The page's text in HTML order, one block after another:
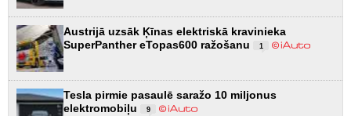
Austrijā uzsāk Ķīnas elektriskā kravinieka
SuperPanther eTopas600 ražošanu
1
Tesla pirmie pasaulē saražo 10 miljonus
elektromobiļu
9